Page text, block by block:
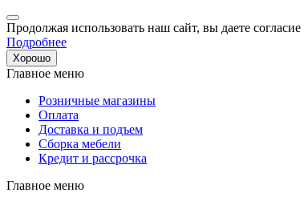
Продолжая использовать наш сайт, вы даете
Подробнее
Хорошо
Главное меню
Розничные магазины
Оплата
Доставка и подъем
Сборка мебели
Кредит и рассрочка
Главное меню